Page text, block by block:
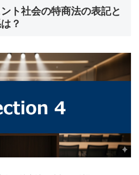
ト社会の特商法の表記と
？